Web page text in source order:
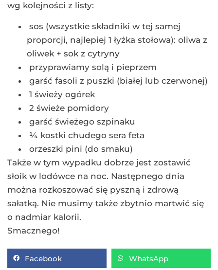
wg kolejności z listy:
sos (wszystkie składniki w tej samej
proporcji, najlepiej 1 łyżka stołowa): oliwa z
oliwek + sok z cytryny
przyprawiamy solą i pieprzem
garść fasoli z puszki (białej lub czerwonej)
1 świeży ogórek
2 świeże pomidory
garść świeżego szpinaku
¼ kostki chudego sera feta
orzeszki pini (do smaku)
Także w tym wypadku dobrze jest zostawić
słoik w lodówce na noc. Następnego dnia
można rozkoszować się pyszną i zdrową
sałatką. Nie musimy także zbytnio martwić się
o nadmiar kalorii.
Smacznego!
Facebook WhatsApp